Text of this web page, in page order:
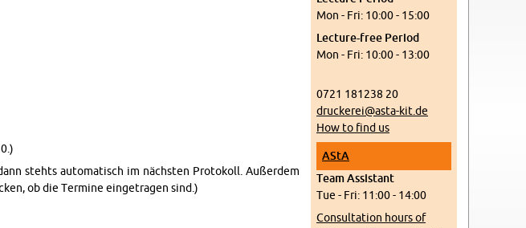
ste­hts au­toma­tisch im nächsten Pro­tokoll. Außerdem
ob die Ter­mine einge­tra­gen sind.)
Mon - Fri: 10:00 - 15:00
Lec­ture-free Pe­riod
Mon - Fri: 10:00 - 13:00
0721 181238 20
druckerei@​asta-​kit.​de
How to find us
AStA
Team As­sis­tant
Tue - Fri: 11:00 - 14:00
Con­sul­ta­tion hours of